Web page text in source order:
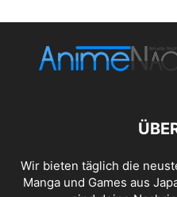
Wir bieten täglich die
Manga und Games aus